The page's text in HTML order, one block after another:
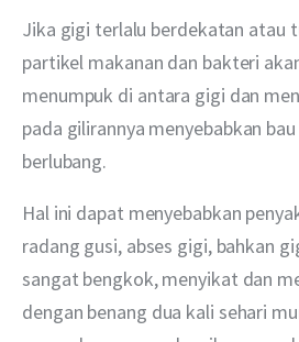
Jika gigi terlalu berdekatan atau
partikel makanan dan bakteri
menumpuk di antara gigi dan
pada gilirannya menyebabkan
berlubang.
Hal ini dapat menyebabkan
radang gusi, abses gigi, bahkan
sangat bengkok, menyikat dan
dengan benang dua kali sehari